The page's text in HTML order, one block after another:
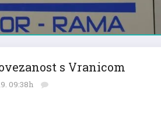
s Vranicom